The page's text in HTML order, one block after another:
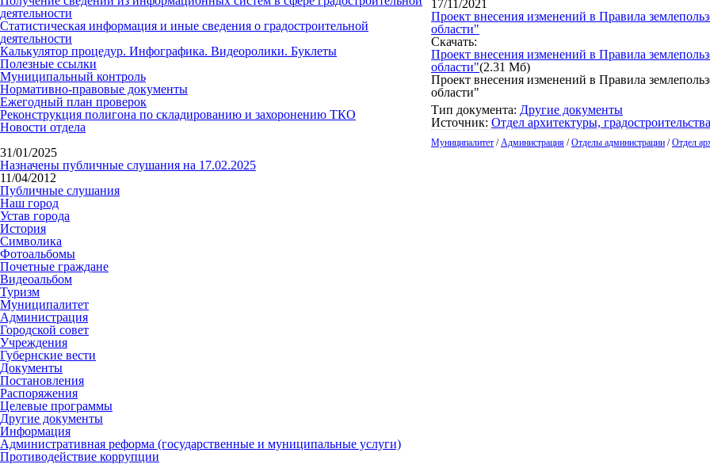
деятельности
Статистическая информация и иные сведения о градостроительной
деятельности
Калькулятор процедур. Инфографика. Видеоролики. Буклеты
Полезные ссылки
Муниципальный контроль
Нормативно-правовые документы
Ежегодный план проверок
Реконструкция полигона по складированию и захоронению ТКО
Новости отдела
31/01/2025
Назначены публичные слушания на 17.02.2025
11/04/2012
Публичные слушания
17/11/2021
Проект внесения изменений в Правила
области"
Скачать:
Проект внесения изменений в Правила
области"(2.31 Мб)
Проект внесения изменений в Правила
области"
Тип документа: Другие документы
Источник: Отдел архитектуры,
Муниципалитет /Администрация /Отделы администрации /Отдел
Наш город
Устав города
История
Символика
Фотоальбомы
Почетные граждане
Видеоальбом
Туризм
Муниципалитет
Администрация
Городской совет
Учреждения
Губернские вести
Документы
Постановления
Распоряжения
Целевые программы
Другие документы
Информация
Административная реформа (государственные и муниципальные услуги)
Противодействие коррупции